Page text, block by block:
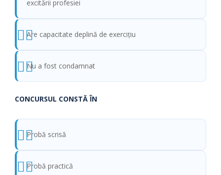
excitării profesiei
Are capacitate deplină de exerciţiu
Nu a fost condamnat
CONCURSUL CONSTĂ ÎN
Probă scrisă
Probă practică